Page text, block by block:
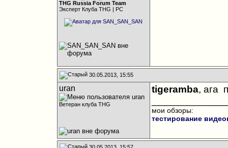
THG Russia Forum Team
Эксперт Клуба THG | PC
30.05.2013, 15:55
uran
Ветеран клуба THG
tigeramba, ага
мои обзоры:
тестирование